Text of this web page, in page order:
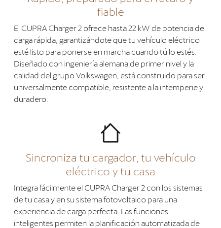
fiable
El CUPRA Charger 2 ofrece hasta 22 kW de potencia de
carga rápida, garantizándote que tu vehículo eléctrico
esté listo para ponerse en marcha cuando tú lo estés.
Diseñado con ingeniería alemana de primer nivel y la
calidad del grupo Volkswagen, está construido para ser
universalmente compatible, resistente a la intemperie y
duradero.
Sincroniza tu cargador, tu vehículo
eléctrico y tu casa
Integra fácilmente el CUPRA Charger 2 con los sistemas
de tu casa y en su sistema fotovoltaico para una
experiencia de carga perfecta. Las funciones
inteligentes permiten la planificación automatizada de